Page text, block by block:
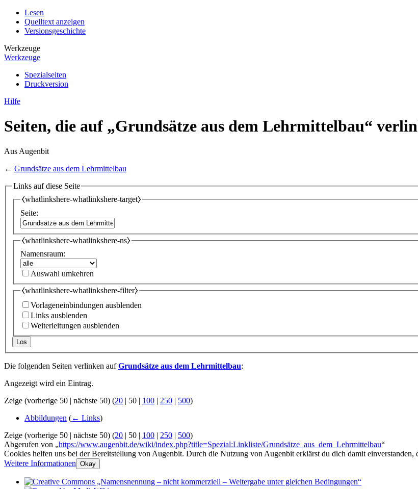
Lesen
Quelltext anzeigen
Versionsgeschichte
Werkzeuge
Werkzeuge
Spezialseiten
Druckversion
Hilfe
Seiten, die auf „Grundsätze aus dem Lehrmittelbau“
Aus Augenbit
← Grundsätze aus dem Lehrmittelbau
Links auf diese Seite
⧼whatlinkshere-whatlinkshere-target⧽
Seite:
⧼whatlinkshere-whatlinkshere-ns⧽
Namensraum:
Auswahl umkehren
⧼whatlinkshere-whatlinkshere-filter⧽
Vorlageneinbindungen ausblenden
Links ausblenden
Weiterleitungen ausblenden
Los
Die folgenden Seiten verlinken aufGrundsätze aus dem Lehrmittelbau:
Angezeigt wird ein Eintrag.
Zeige (vorherige 50 | nächste 50) (20 | 50 | 100 | 250 | 500)
Abbildungen (← Links)
Zeige (vorherige 50 | nächste 50) (20 | 50 | 100 | 250 | 500)
Abgerufen von „https://www.augenbit.de/wiki/index.php?title=Spezial:Linkliste/Grundsätze_aus_dem_Lehrmittelbau“
Cookies helfen uns bei der Bereitstellung von Augenbit. Durch die Nutzung von Augenbit erklärst du dich damit einverstanden,
Weitere Informationen Okay